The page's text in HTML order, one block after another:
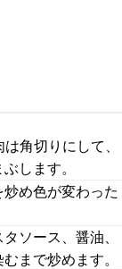
角切りにして、
します。
め色が変わった
ソース、醤油、
まで炒めます。